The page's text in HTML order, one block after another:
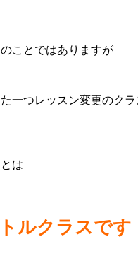
ことではありますが
一つレッスン変更のクラ
は
ルクラスです